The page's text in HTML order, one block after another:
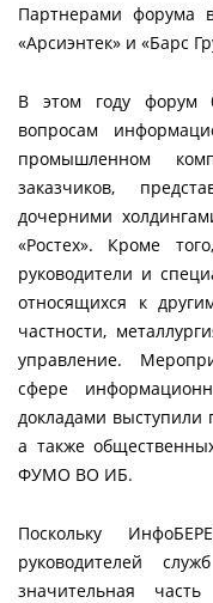
Партнерами форума
«Арсиэнтек» и «Барс
В этом году форум
вопросам
промышленном
заказчиков,
дочерними
«Ростех». Кроме
руководители и
относящихся к
частности,
управление.
сфере
докладами
а также
ФУМО ВО ИБ.
Поскольку
руководителей
значительная